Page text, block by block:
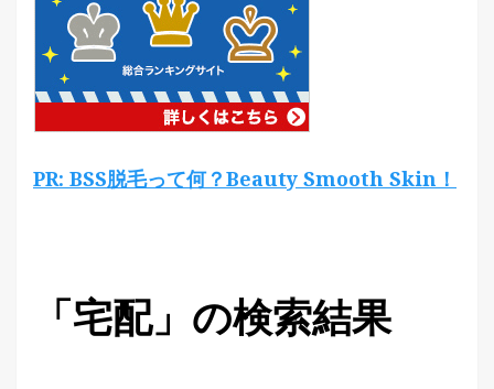
PR: BSS脱毛って何？Beauty Smooth Skin！
「宅配」の検索結果